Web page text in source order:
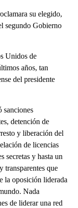
su elegido,
segundo Gobierno
Unidos de
años, tan
del presidente
sanciones
detención de
y liberación del
de licencias
secretas y hasta un
transparentes que
la oposición liderada
Nada
de liderar una red